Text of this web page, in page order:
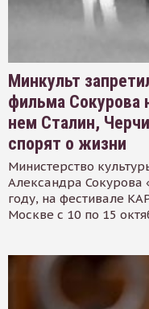
Минкульт
фильма Сокурова
нем Сталин,
спорят о жизни
Министерство
Александра Сокурова
году, на фестивале
Москве с 10 по 15